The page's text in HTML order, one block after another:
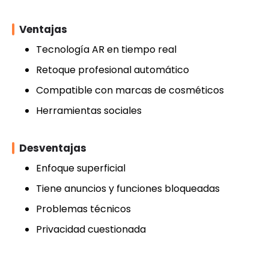
Ventajas
Tecnología AR en tiempo real
Retoque profesional automático
Compatible con marcas de cosméticos
Herramientas sociales
Desventajas
Enfoque superficial
Tiene anuncios y funciones bloqueadas
Problemas técnicos
Privacidad cuestionada